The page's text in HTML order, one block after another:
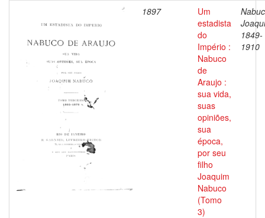
1897
Um
estadista
do
Império :
Nabuco
de
Araujo :
sua vida,
suas
opiniões,
sua
época,
por seu
filho
Joaquim
Nabuco
(Tomo
3)
1849-
1910